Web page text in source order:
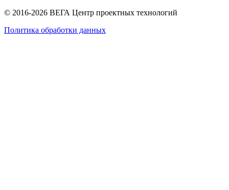
© 2016-2026 ВЕГА Центр проектных технологий
Политика обработки данных